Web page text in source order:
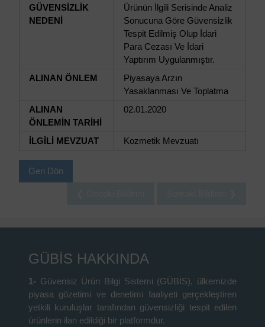
GÜVENSİZLİK
NEDENİ
Ürünün İlgili Serisinde Analiz
Sonucuna Göre Güvensizlik
Tespit Edilmiş Olup İdari
Para Cezası Ve İdari
Yaptırım Uygulanmıştır.
ALINAN ÖNLEM
Piyasaya Arzın
Yasaklanması Ve Toplatma
ALINAN
ÖNLEMİN TARİHİ
02.01.2020
İLGİLİ MEVZUAT Kozmetik Mevzuatı
Geri Dön
GÜBİS HAKKINDA
1- Güvensiz Ürün Bilgi Sistemi (GÜBİS), ülkemizde
piyasa gözetimi ve denetimi faaliyeti gerçekleştiren
yetkili kuruluşlar tarafından güvensizliği tespit edilen
ürünlerin ilan edildiği bir platformdur.